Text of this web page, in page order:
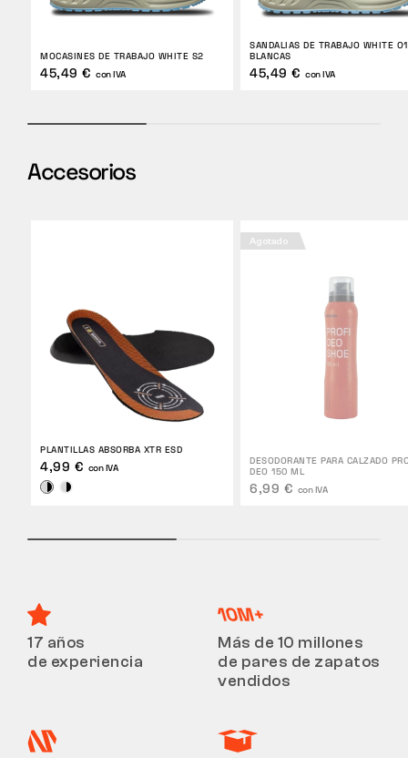
MOCASINES DE TRABAJO WHITE S2
45,49 € con IVA
SANDALIAS DE TRABAJO WHITE
BLANCAS
45,49 € con IVA
Accesorios
PLANTILLAS ABSORBA XTR ESD
4,99 € con IVA
Agotado
DESODORANTE PARA CALZADO
DEO 150 ML
6,99 € con IVA
17 años
de experiencia
Más de 10 millones
de pares de zapatos
vendidos